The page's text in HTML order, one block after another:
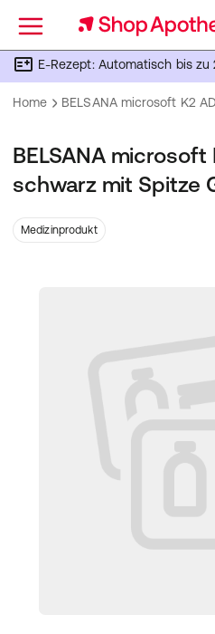
Menü
E-Rezept: Automatisch bis zu
Home BELSANA microsoft K2
BELSANA microsoft
schwarz mit Spitze
Medizinprodukt